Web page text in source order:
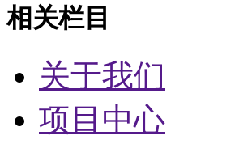
相关栏目
关于我们
项目中心